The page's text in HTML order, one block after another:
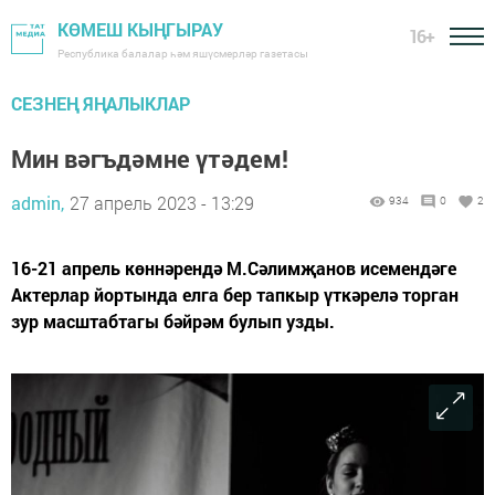
КӨМЕШ КЫҢГЫРАУ
Республика балалар һәм яшүсмерләр газетасы
16+
СЕЗНЕҢ ЯҢАЛЫКЛАР
Мин вәгъдәмне үтәдем!
admin, 27 апрель 2023 - 13:29 934 0 2
16-21 апрель көннәрендә М.Сәлимҗанов исемендәге
Актерлар йортында елга бер тапкыр үткәрелә торган
зур масштабтагы бәйрәм булып узды.